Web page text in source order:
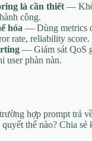
là cần thiết —
công.
hóa — Dùng metrics
rate, reliability score.
— Giám sát QoS
user phàn nàn.
hợp prompt trả
thế nào? Chia sẻ